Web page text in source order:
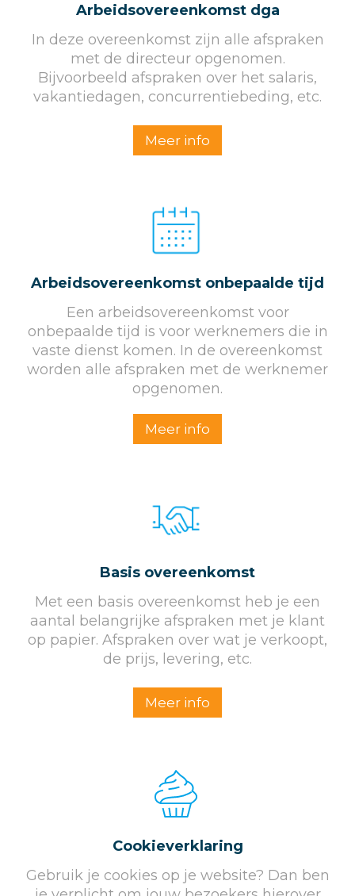
Arbeids­overeenkomst dga
In deze overeenkomst zijn alle afspraken
met de directeur opgenomen.
Bijvoorbeeld afspraken over het salaris,
vakantiedagen, concurrentiebeding, etc.
Meer info
Arbeids­overeenkomst onbepaalde tijd
Een arbeidsovereenkomst voor
onbepaalde tijd is voor werknemers die in
vaste dienst komen. In de overeenkomst
worden alle afspraken met de werknemer
opgenomen.
Meer info
Basis overeenkomst
Met een basis overeenkomst heb je een
aantal belangrijke afspraken met je klant
op papier. Afspraken over wat je verkoopt,
de prijs, levering, etc.
Meer info
Cookieverklaring
Gebruik je cookies op je website? Dan ben